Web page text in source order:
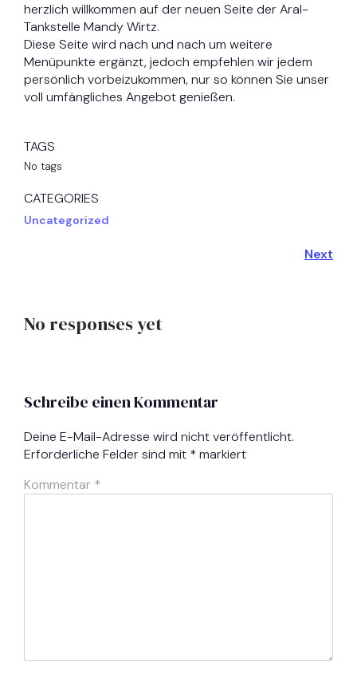
herzlich willkommen auf der neuen Seite der Aral-
Tankstelle Mandy Wirtz.
Diese Seite wird nach und nach um weitere
Menüpunkte ergänzt, jedoch empfehlen wir jedem
persönlich vorbeizukommen, nur so können Sie unser
voll umfängliches Angebot genießen.
TAGS
No tags
CATEGORIES
Uncategorized
Next
No responses yet
Schreibe einen Kommentar
Deine E-Mail-Adresse wird nicht veröffentlicht.
Erforderliche Felder sind mit *markiert
Kommentar *